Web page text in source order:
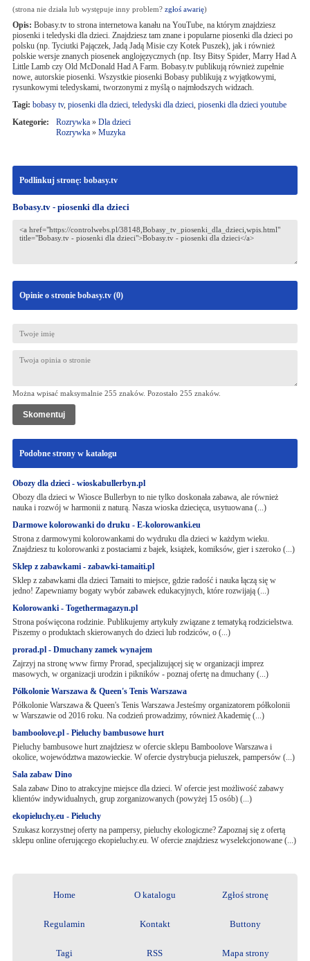
(strona nie działa lub występuje inny problem? zgłoś awarię)
Opis: Bobasy.tv to strona internetowa kanału na YouTube, na którym znajdziesz
piosenki i teledyski dla dzieci. Znajdziesz tam znane i popularne piosenki dla dzieci po
polsku (np. Tyciutki Pajączek, Jadą Jadą Misie czy Kotek Puszek), jak i również
polskie wersje znanych piosenek anglojęzycznych (np. Itsy Bitsy Spider, Marry Had A
Little Lamb czy Old McDonald Had A Farm. Bobasy.tv publikują również zupełnie
nowe, autorskie piosenki. Wszystkie piosenki Bobasy publikują z wyjątkowymi,
rysunkowymi teledyskami, tworzonymi z myślą o najmłodszych widzach.
Tagi: bobasy tv, piosenki dla dzieci, teledyski dla dzieci, piosenki dla dzieci youtube
Kategorie:
Rozrywka» Dla dzieci
Rozrywka» Muzyka
Podlinkuj stronę: bobasy.tv
Bobasy.tv - piosenki dla dzieci
Opinie o stronie bobasy.tv (0)
Można wpisać maksymalnie 255 znaków. Pozostało 255 znaków.
Podobne strony w katalogu
Obozy dla dzieci - wioskabullerbyn.pl
Obozy dla dzieci w Wiosce Bullerbyn to nie tylko doskonała zabawa, ale również
nauka i rozwój w harmonii z naturą. Nasza wioska dziecięca, usytuowana (...)
Darmowe kolorowanki do druku - E-kolorowanki.eu
Strona z darmowymi kolorowankami do wydruku dla dzieci w każdym wieku.
Znajdziesz tu kolorowanki z postaciami z bajek, książek, komiksów, gier i szeroko (...)
Sklep z zabawkami - zabawki-tamaiti.pl
Sklep z zabawkami dla dzieci Tamaiti to miejsce, gdzie radość i nauka łączą się w
jedno! Zapewniamy bogaty wybór zabawek edukacyjnych, które rozwijają (...)
Kolorowanki - Togethermagazyn.pl
Strona poświęcona rodzinie. Publikujemy artykuły związane z tematyką rodzicielstwa.
Piszemy o produktach skierowanych do dzieci lub rodziców, o (...)
prorad.pl - Dmuchany zamek wynajem
Zajrzyj na stronę www firmy Prorad, specjalizującej się w organizacji imprez
masowych, w organizacji urodzin i pikników - poznaj ofertę na dmuchany (...)
Półkolonie Warszawa & Queen's Tenis Warszawa
Półkolonie Warszawa & Queen's Tenis Warszawa Jesteśmy organizatorem półkolonii
w Warszawie od 2016 roku. Na codzień prowadzimy, również Akademię (...)
bamboolove.pl - Pieluchy bambusowe hurt
Pieluchy bambusowe hurt znajdziesz w ofercie sklepu Bamboolove Warszawa i
okolice, województwa mazowieckie. W ofercie dystrybucja pieluszek, pampersów (...)
Sala zabaw Dino
Sala zabaw Dino to atrakcyjne miejsce dla dzieci. W ofercie jest możliwość zabawy
klientów indywidualnych, grup zorganizowanych (powyżej 15 osób) (...)
ekopieluchy.eu - Pieluchy
Szukasz korzystnej oferty na pampersy, pieluchy ekologiczne? Zapoznaj się z ofertą
sklepu online oferującego ekopieluchy.eu. W ofercie znajdziesz wyselekcjonowane (...)
Home O katalogu Zgłoś stronę
Regulamin Kontakt Buttony
Tagi RSS Mapa strony